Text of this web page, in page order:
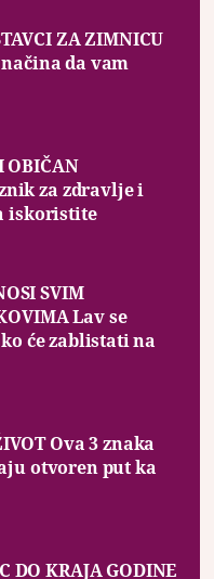
ZA ZIMNICU
da vam
OBIČAN
za zdravlje i
iskoristite
SVIM
Lav se
će zablistati na
Ova 3 znaka
otvoren put ka
DO KRAJA GODINE